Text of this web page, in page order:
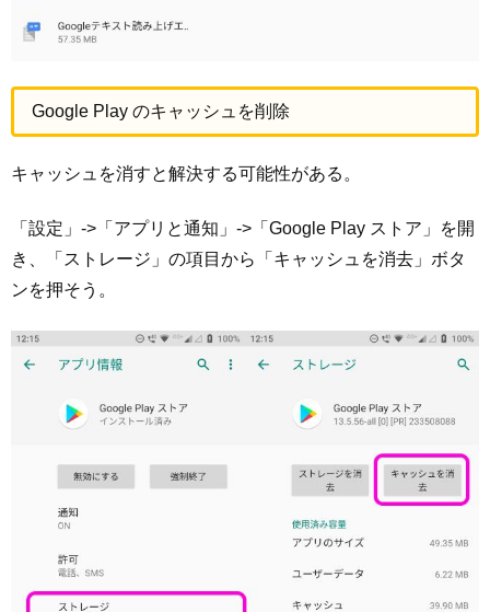
Google Play のキャッシュを削除
キャッシュを消すと解決する可能性がある。
「設定」->「アプリと通知」->「Google Play ストア」を開
き、「ストレージ」の項目から「キャッシュを消去」ボタ
ンを押そう。